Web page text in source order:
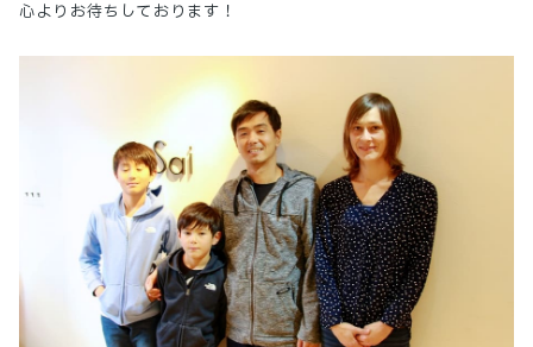
心よりお待ちしております！